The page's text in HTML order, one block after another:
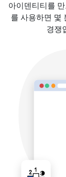
아이덴티티를
를 사용하면 몇
경쟁